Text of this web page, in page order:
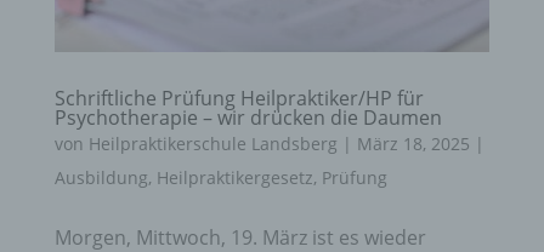
Schriftliche Prüfung Heilpraktiker/HP für
Psychotherapie – wir drücken die Daumen
von Heilpraktikerschule Landsberg | März 18, 2025 |
Ausbildung, Heilpraktikergesetz, Prüfung
Morgen, Mittwoch, 19. März ist es wieder